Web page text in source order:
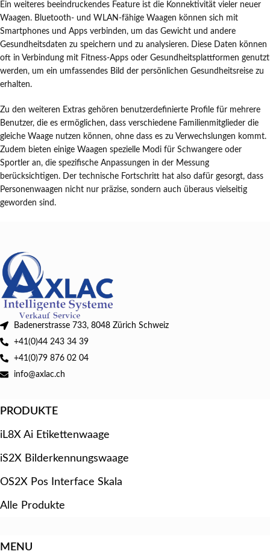
Ein weiteres beeindruckendes Feature ist die Konnektivität vieler neuer
Waagen. Bluetooth- und WLAN-fähige Waagen können sich mit
Smartphones und Apps verbinden, um das Gewicht und andere
Gesundheitsdaten zu speichern und zu analysieren. Diese Daten können
oft in Verbindung mit Fitness-Apps oder Gesundheitsplattformen genutzt
werden, um ein umfassendes Bild der persönlichen Gesundheitsreise zu
erhalten.
Zu den weiteren Extras gehören benutzerdefinierte Profile für mehrere
Benutzer, die es ermöglichen, dass verschiedene Familienmitglieder die
gleiche Waage nutzen können, ohne dass es zu Verwechslungen kommt.
Zudem bieten einige Waagen spezielle Modi für Schwangere oder
Sportler an, die spezifische Anpassungen in der Messung
berücksichtigen. Der technische Fortschritt hat also dafür gesorgt, dass
Personenwaagen nicht nur präzise, sondern auch überaus vielseitig
geworden sind.
Badenerstrasse 733, 8048 Zürich Schweiz
+41(0)44 243 34 39
+41(0)79 876 02 04
info@axlac.ch
PRODUKTE
iL8X Ai Etikettenwaage
iS2X Bilderkennungswaage
OS2X Pos Interface Skala
Alle Produkte
MENU